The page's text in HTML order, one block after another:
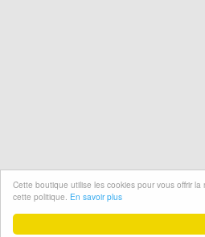
Cette boutique utilise les cookies pour vous offrir
cette politique. En savoir plus